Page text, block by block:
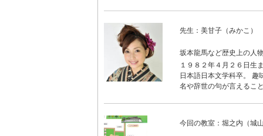
先生：美甘子（みかこ）
坂本龍馬など歴史上の人
１９８２年４月２６日生
日本語日本文学科卒。 趣
名や辞世の句が言えるこ
今回の教室：堀之内（城